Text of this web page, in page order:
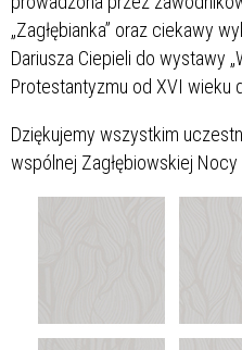
„Zagłębianka” oraz ciekawy
Dariusza Ciepieli do wystawy
Protestantyzmu od XVI wieku
Dziękujemy wszystkim
wspólnej Zagłębiowskiej